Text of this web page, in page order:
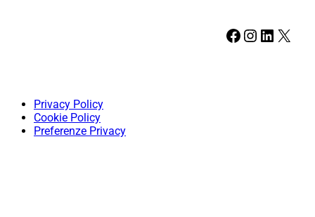
Facebook Instagram LinkedIn X
Privacy Policy
Cookie Policy
Preferenze Privacy